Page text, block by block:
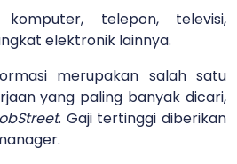
telepon, televisi,
elektronik lainnya.
merupakan salah satu
yang paling banyak dicari,
. Gaji tertinggi diberikan